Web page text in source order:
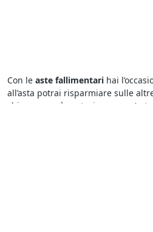
Con le aste fallimentari hai
all’asta potrai risparmiare sulle
chiunque può partecipare a